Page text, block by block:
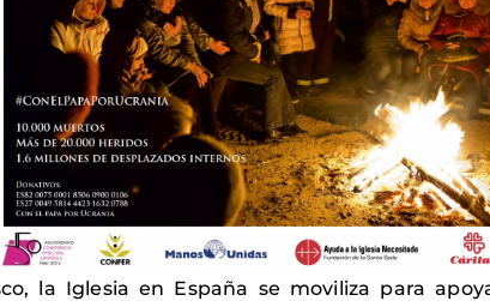
la Iglesia en España se moviliza para